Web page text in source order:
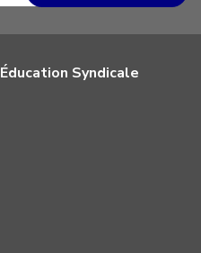
Éducation Syndicale